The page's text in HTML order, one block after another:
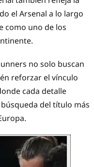
el Arsenal a lo largo
como uno de los
no solo buscan
reforzar el vínculo
cada detalle
del título más